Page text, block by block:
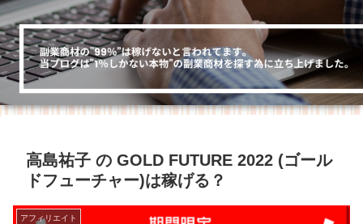
高島祐子 の GOLD FUTURE 2022 (ゴール
ドフューチャー)は稼げる？
アフィリエイト